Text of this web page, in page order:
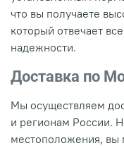
что вы получаете
который отвечает
надежности.
Доставка по
Мы осуществляем
и регионам России.
местоположения, вы